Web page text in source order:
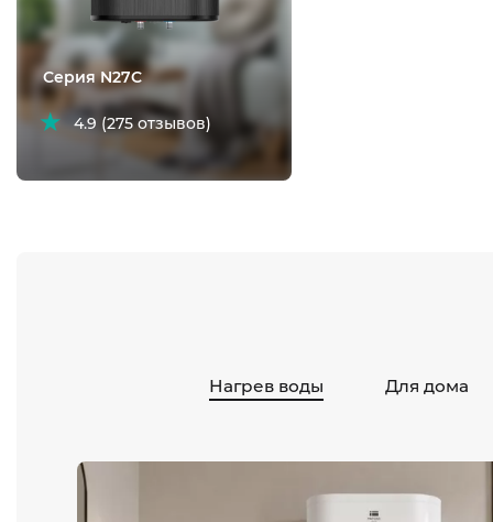
Серия N27C
4.9 (275 отзывов)
Нагрев воды Для дома